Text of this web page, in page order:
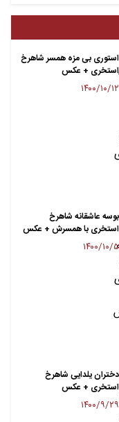
استوری بی مزه همسر شاهرخ
استخری + عکس
۱۴۰۰/۱۰/۱۲
بوسه عاشقانه شاهرخ
استخری با همسرش + عکس
۱۴۰۰/۱۰/۵
دختران یلدایی شاهرخ
استخری + عکس
۱۴۰۰/۹/۲۹